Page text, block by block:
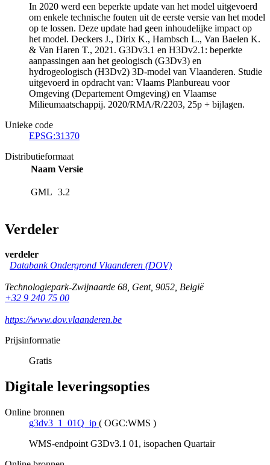
In 2020 werd een beperkte update van het model uitgevoerd
om enkele technische fouten uit de eerste versie van het model
op te lossen. Deze update had geen inhoudelijke impact op
het model. Deckers J., Dirix K., Hambsch L., Van Baelen K.
& Van Haren T., 2021. G3Dv3.1 en H3Dv2.1: beperkte
aanpassingen aan het geologisch (G3Dv3) en
hydrogeologisch (H3Dv2) 3D-model van Vlaanderen. Studie
uitgevoerd in opdracht van: Vlaams Planbureau voor
Omgeving (Departement Omgeving) en Vlaamse
Milieumaatschappij. 2020/RMA/R/2203, 25p + bijlagen.
Unieke code
EPSG:31370
Distributieformaat
Naam Versie
GML 3.2
Verdeler
verdeler
Databank Ondergrond Vlaanderen (DOV)
Technologiepark-Zwijnaarde 68, Gent, 9052, België
+32 9 240 75 00
https://www.dov.vlaanderen.be
Prijsinformatie
Gratis
Digitale leveringsopties
Online bronnen
g3dv3_1_01Q_ip ( OGC:WMS )
WMS-endpoint G3Dv3.1 01, isopachen Quartair